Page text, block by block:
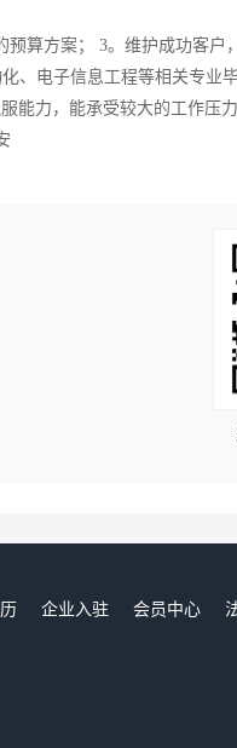
算方案； 3。维护成功客户
、电子信息工程等相关专业
能力，能承受较大的工作压
企业入驻 会员中心